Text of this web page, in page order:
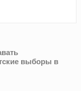
выборы в